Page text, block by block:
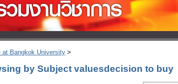
at Bangkok University >
by Subject valuesdecision to buy